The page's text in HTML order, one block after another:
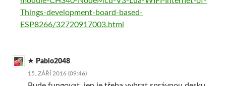
Things-development-board-based-
ESP8266/32720917003.html
Pablo2048
15. ZÁŘÍ 2016 (09:46)